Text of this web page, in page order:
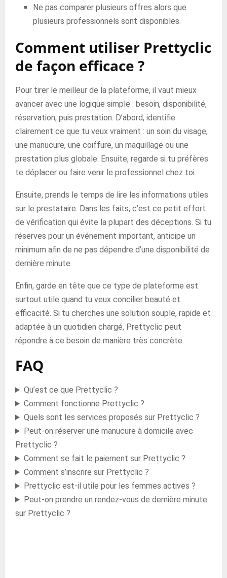
Ne pas comparer plusieurs offres alors que
plusieurs professionnels sont disponibles.
Comment utiliser Prettyclic
de façon efficace ?
Pour tirer le meilleur de la plateforme, il vaut mieux
avancer avec une logique simple : besoin, disponibilité,
réservation, puis prestation. D’abord, identifie
clairement ce que tu veux vraiment : un soin du visage,
une manucure, une coiffure, un maquillage ou une
prestation plus globale. Ensuite, regarde si tu préfères
te déplacer ou faire venir le professionnel chez toi.
Ensuite, prends le temps de lire les informations utiles
sur le prestataire. Dans les faits, c’est ce petit effort
de vérification qui évite la plupart des déceptions. Si tu
réserves pour un événement important, anticipe un
minimum afin de ne pas dépendre d’une disponibilité de
dernière minute.
Enfin, garde en tête que ce type de plateforme est
surtout utile quand tu veux concilier beauté et
efficacité. Si tu cherches une solution souple, rapide et
adaptée à un quotidien chargé, Prettyclic peut
répondre à ce besoin de manière très concrète.
FAQ
Qu’est ce que Prettyclic ?
Comment fonctionne Prettyclic ?
Quels sont les services proposés sur Prettyclic ?
Peut-on réserver une manucure à domicile avec
Prettyclic ?
Comment se fait le paiement sur Prettyclic ?
Comment s’inscrire sur Prettyclic ?
Prettyclic est-il utile pour les femmes actives ?
Peut-on prendre un rendez-vous de dernière minute
sur Prettyclic ?